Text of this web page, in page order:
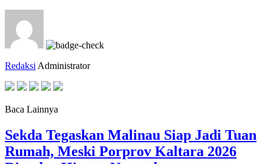
Redaksi Administrator
Baca Lainnya
Sekda Tegaskan Malinau Siap Jadi Tuan
Rumah, Meski Porprov Kaltara 2026